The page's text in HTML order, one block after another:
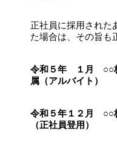
正社員に採用された
た場合は、その旨も
令和５年 １月 ○○
属（アルバイト）
令和５年１２月 ○○
（正社員登用）